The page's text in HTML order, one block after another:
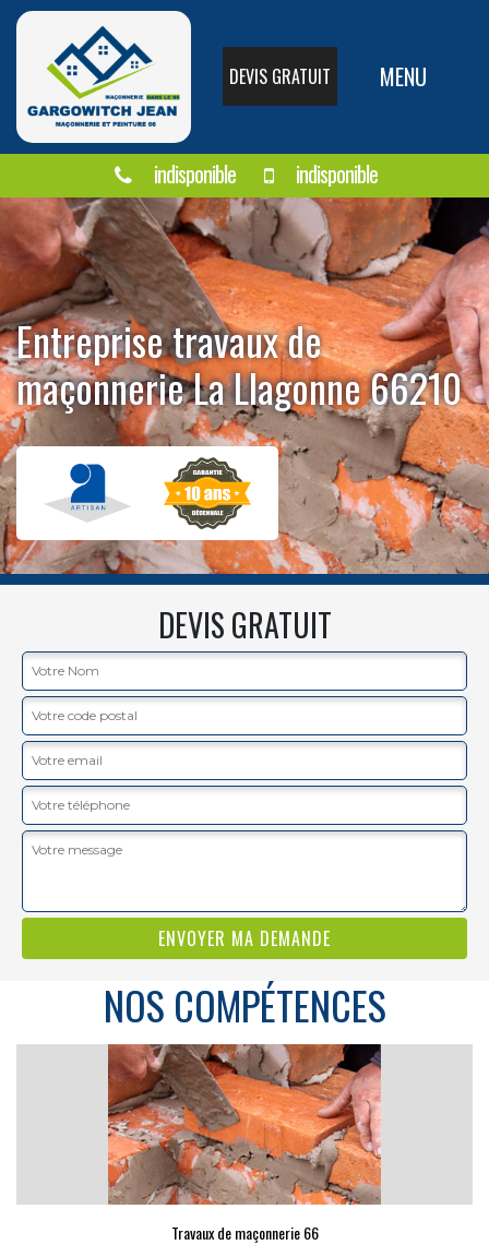
DEVIS GRATUIT MENU
indisponible indisponible
Entreprise travaux de
maçonnerie La Llagonne 66210
DEVIS GRATUIT
NOS COMPÉTENCES
Travaux de maçonnerie 66